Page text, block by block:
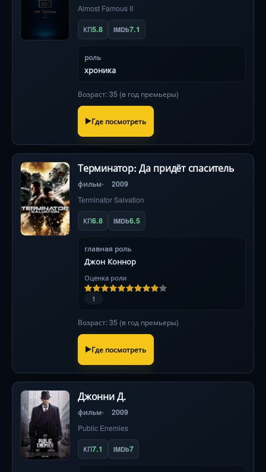
Almost Famous II
КП5.8 IMDb7.1
роль
хроника
Возраст: 35 (в год премьеры)
Где посмотреть
Терминатор: Да придёт спаситель
фильм 2009
Terminator Salvation
КП6.8 IMDb6.5
главная роль
Джон Коннор
Оценка роли
1
Возраст: 35 (в год премьеры)
Где посмотреть
Джонни Д.
фильм 2009
Public Enemies
КП7.1 IMDb7